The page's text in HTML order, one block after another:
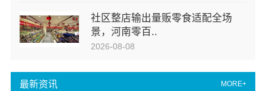
最新资讯 MORE+
社区整店输出量贩零食适配全场
景，河南零百..
2026-08-08